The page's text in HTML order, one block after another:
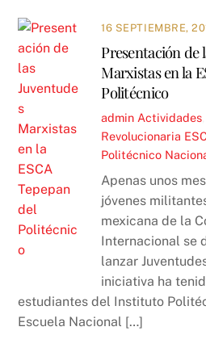
16 SEPTIEMBRE,
Presentación de
Marxistas en la
Politécnico
admin Actividades
Revolucionaria
Politécnico
Apenas unos
jóvenes
mexicana de la
Internacional se
lanzar
iniciativa ha
estudiantes del Instituto
Escuela Nacional […]